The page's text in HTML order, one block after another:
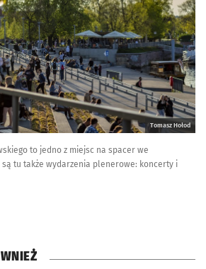
Tomasz Hołod
to jedno z miejsc na spacer we
są tu także wydarzenia plenerowe: koncerty i